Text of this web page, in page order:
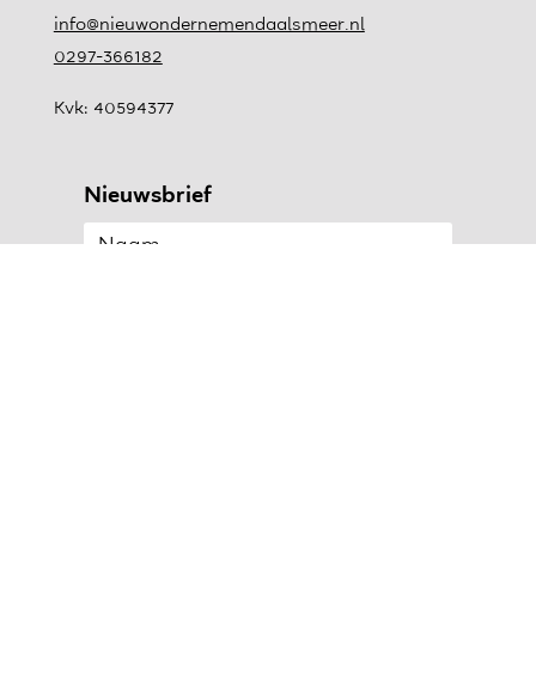
info@nieuwondernemendaalsmeer.nl
0297-366182
Kvk: 40594377
Nieuwsbrief